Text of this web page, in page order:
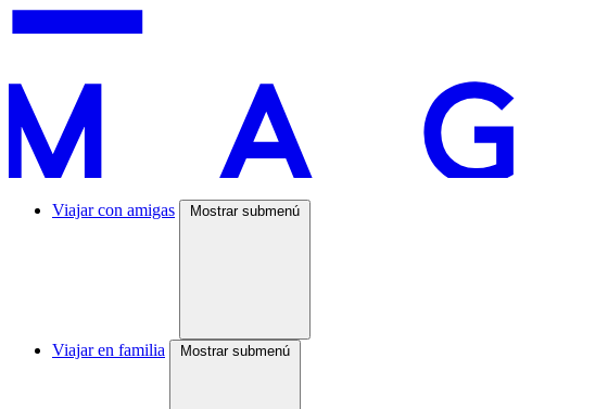
Viajar con amigas Mostrar submenú
Viajar en familia Mostrar submenú